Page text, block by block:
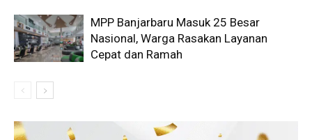
MPP Banjarbaru Masuk 25 Besar
Nasional, Warga Rasakan Layanan
Cepat dan Ramah